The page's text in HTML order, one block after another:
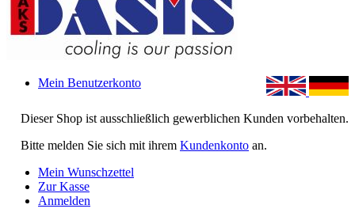
Dieser Shop ist ausschließlich gewerblichen Kunden vorbehalten.
Bitte melden Sie sich mit ihrem Kundenkonto an.
Mein Benutzerkonto
Mein Wunschzettel
Zur Kasse
Anmelden